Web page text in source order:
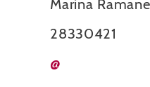
Marina Ramane
28330421
@